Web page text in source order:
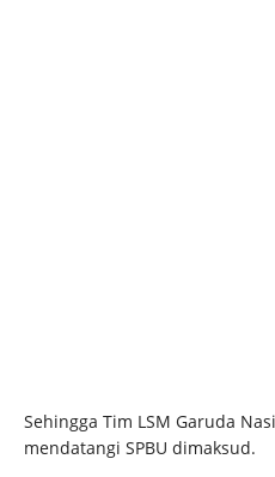
Sehingga Tim LSM Garuda
mendatangi SPBU dimaksud.